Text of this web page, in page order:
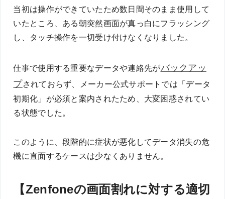
当初は操作ができていたため数日間そのまま使用して
いたところ、ある朝突然画面が真っ白にフラッシング
し、タッチ操作を一切受け付けなくなりました。
仕事で使用する重要なデータや連絡先がバックアッ
プされておらず、メーカー公式サポートでは「データ
初期化」が必須と案内されたため、大変困惑されてい
る状態でした。
このように、段階的に症状が悪化してデータ消失の危
機に直面するケースは少なくありません。
【Zenfoneの画面割れに対する適切